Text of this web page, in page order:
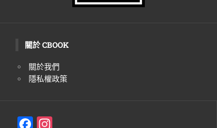
關於 CBOOK
關於我們
隱私權政策
F